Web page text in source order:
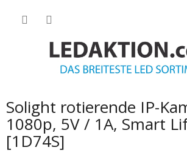
Solight rotierende IP-
1080p, 5V / 1A, Smart
[1D74S]